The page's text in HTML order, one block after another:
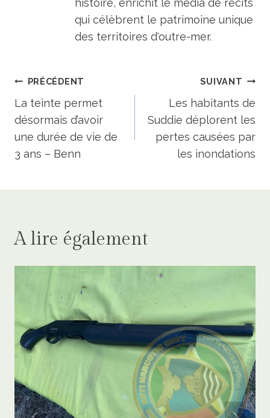
histoire, enrichit le média de récits
qui célèbrent le patrimoine unique
des territoires d'outre-mer.
Navigation
de
l’article
PRÉCÉDENT
La teinte permet
désormais d’avoir
une durée de vie de
3 ans – Benn
SUIVANT
Les habitants de
Suddie déplorent les
pertes causées par
les inondations
A lire également